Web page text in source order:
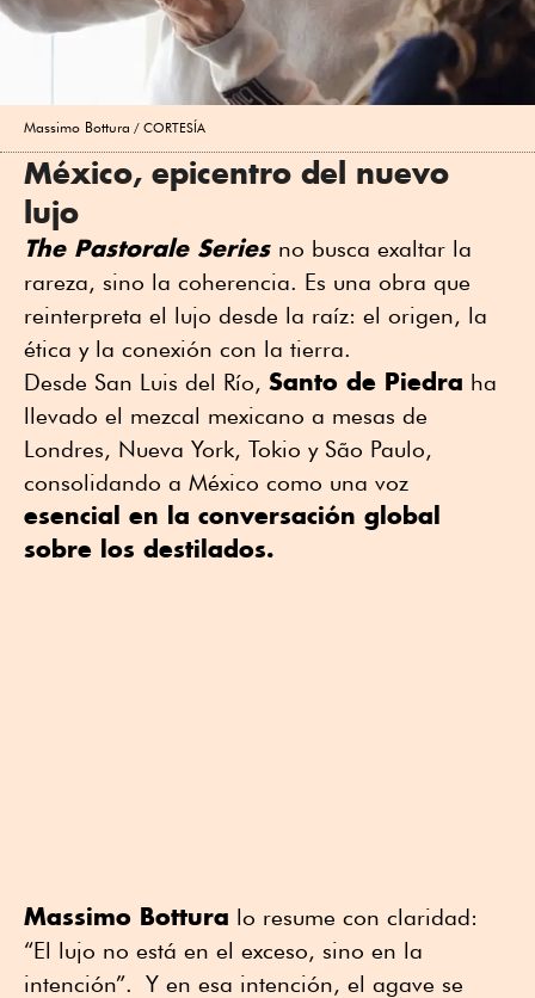
Massimo Bottura CORTESÍA
México, epicentro del nuevo
lujo
The Pastorale Series no busca exaltar la
rareza, sino la coherencia. Es una obra que
reinterpreta el lujo desde la raíz: el origen, la
ética y la conexión con la tierra.
Desde San Luis del Río, Santo de Piedra ha
llevado el mezcal mexicano a mesas de
Londres, Nueva York, Tokio y São Paulo,
consolidando a México como una voz
esencial en la conversación global
sobre los destilados.
Massimo Bottura lo resume con claridad:
“El lujo no está en el exceso, sino en la
intención”. Y en esa intención, el agave se